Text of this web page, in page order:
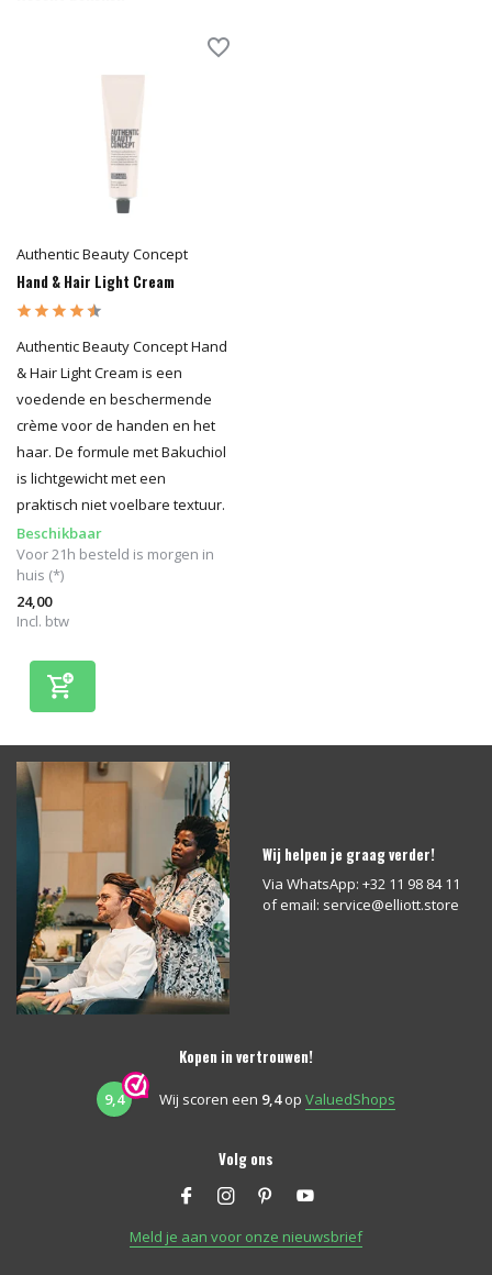
Authentic Beauty Concept
Hand & Hair Light Cream
Authentic Beauty Concept Hand
& Hair Light Cream is een
voedende en beschermende
crème voor de handen en het
haar. De formule met Bakuchiol
is lichtgewicht met een
praktisch niet voelbare textuur.
Beschikbaar
Voor 21h besteld is morgen in
huis (*)
24,00
Incl. btw
Wij helpen je graag verder!
Via WhatsApp: +32 11 98 84 11
of email: service@elliott.store
Kopen in vertrouwen!
9,4 Wij scoren een 9,4op ValuedShops
Volg ons
Meld je aan voor onze nieuwsbrief